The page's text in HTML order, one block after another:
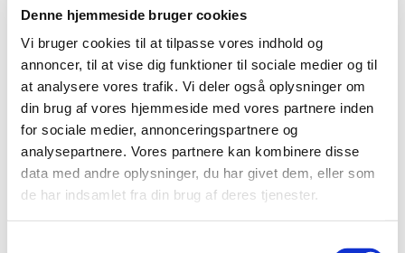
Denne hjemmeside bruger cookies
Vi bruger cookies til at tilpasse vores indhold og
annoncer, til at vise dig funktioner til sociale medier og til
at analysere vores trafik. Vi deler også oplysninger om
din brug af vores hjemmeside med vores partnere inden
for sociale medier, annonceringspartnere og
analysepartnere. Vores partnere kan kombinere disse
data med andre oplysninger, du har givet dem, eller som
de har indsamlet fra din brug af deres tjenester.
Noget medicin mod forhøjet blodtryk får
generelt tilskud
|2. juli 2018|
Lægemiddelstyrelsen har besluttet, at medicin, der
indeholder telmisartan, telmisartan+hydrochlorthiazid
Alle (2506)